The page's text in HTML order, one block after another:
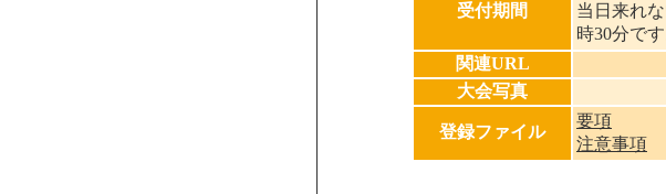
受付期間
当日来れ
時30分で
関連URL
大会写真
登録ファイル
要項
注意事項